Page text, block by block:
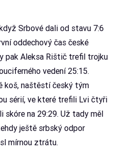
Srbové dali od stavu 7:6
oddechový čas české
pak Aleksa Rištič trefil trojku
vedení 25:15.
koš, naštěstí český tým
sérií, ve které trefili Lvi čtyři
skóre na 29:29. Už tady měl
ještě srbský odpor
mírnou ztrátu.